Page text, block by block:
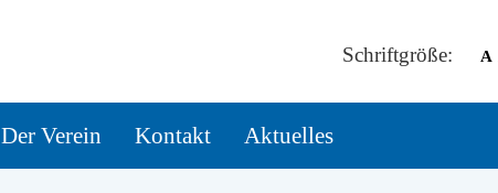
Schriftgröße: A
Der Verein Kontakt Aktuelles